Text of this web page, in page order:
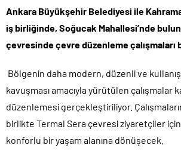
Ankara Büyükşehir Belediyesi ile
iş birliğinde, Soğucak Mahallesi’nde
çevresinde çevre düzenleme çalışmaları
Bölgenin daha modern, düzenli ve
kavuşması amacıyla yürütülen çalışmalar
düzenlemesi gerçekleştiriliyor.
birlikte Termal Sera çevresi ziyaretçiler
konforlu bir yaşam alanına dönüşecek.